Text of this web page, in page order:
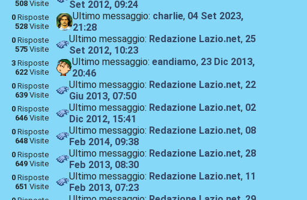
508Visite
Set 2012, 09:24
0Risposte
528Visite
Ultimo messaggio: charlie, 04 Set 2023,
21:28
0Risposte
575Visite
Ultimo messaggio: Redazione Lazio.net, 25
Set 2012, 10:23
3Risposte
622Visite
Ultimo messaggio: eandiamo, 23 Dic 2013,
20:46
0Risposte
639Visite
Ultimo messaggio: Redazione Lazio.net, 22
Giu 2013, 07:50
0Risposte
646Visite
Ultimo messaggio: Redazione Lazio.net, 02
Dic 2012, 15:41
0Risposte
648Visite
Ultimo messaggio: Redazione Lazio.net, 08
Feb 2014, 09:38
0Risposte
649Visite
Ultimo messaggio: Redazione Lazio.net, 28
Feb 2013, 08:30
0Risposte
651 Visite
Ultimo messaggio: Redazione Lazio.net, 11
Feb 2013, 07:23